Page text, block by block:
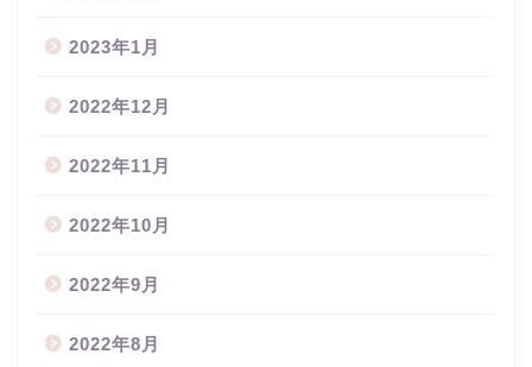
2023年1月
2022年12月
2022年11月
2022年10月
2022年9月
2022年8月